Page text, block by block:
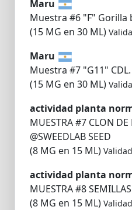
Maru
Muestra #6 "F" Gorilla
(15 MG en 30 ML)
Maru
Muestra #7 "G11"
(15 MG en 30 ML)
actividad planta
MUESTRA #7 CLON DE
@SWEEDLAB SEED
(8 MG en 15 ML)
actividad planta
MUESTRA #8
(8 MG en 15 ML)